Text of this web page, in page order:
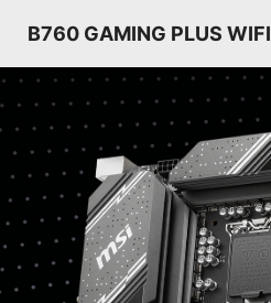
B760 GAMING PLUS WIFI